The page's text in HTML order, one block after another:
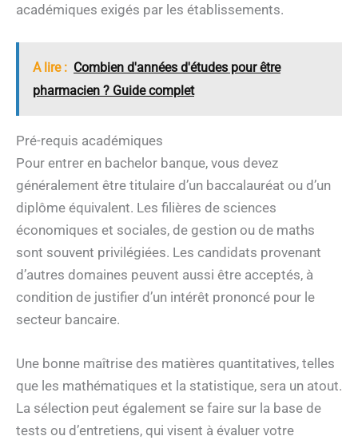
académiques exigés par les établissements.
A lire : Combien d'années d'études pour être
pharmacien ? Guide complet
Pré-requis académiques
Pour entrer en bachelor banque, vous devez
généralement être titulaire d’un baccalauréat ou d’un
diplôme équivalent. Les filières de sciences
économiques et sociales, de gestion ou de maths
sont souvent privilégiées. Les candidats provenant
d’autres domaines peuvent aussi être acceptés, à
condition de justifier d’un intérêt prononcé pour le
secteur bancaire.
Une bonne maîtrise des matières quantitatives, telles
que les mathématiques et la statistique, sera un atout.
La sélection peut également se faire sur la base de
tests ou d’entretiens, qui visent à évaluer votre